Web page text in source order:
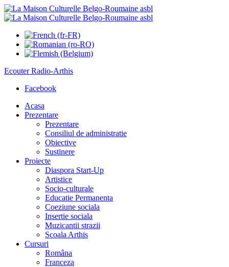
EcouterRadio-Arthis
Facebook
Acasa
Prezentare
Prezentare
Consiliul de administratie
Obiective
Sustinere
Proiecte
Diaspora Start-Up
Artistice
Socio-culturale
Educatie Permanenta
Coeziune sociala
Insertie sociala
Muzicantii strazii
Scoala Arthis
Cursuri
Româna
Franceza